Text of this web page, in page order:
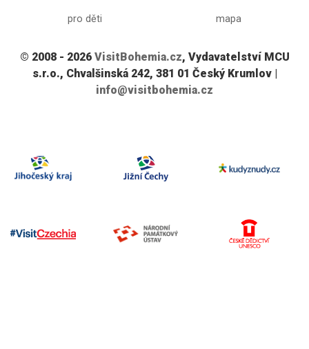
pro děti mapa
© 2008 - 2026 VisitBohemia.cz, Vydavatelství MCU
s.r.o., Chvalšinská 242, 381 01 Český Krumlov |
info@visitbohemia.cz